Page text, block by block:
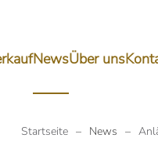
NewsÜber uns
Startseite News